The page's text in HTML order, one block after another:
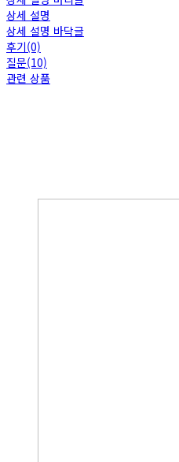
상세 설명
상세 설명 바닥글
후기(0)
질문(10)
관련 상품